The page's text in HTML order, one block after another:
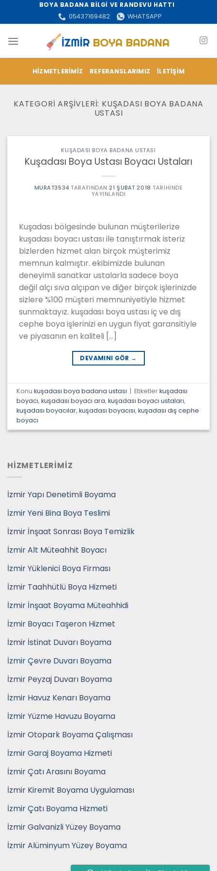
BOYA BADANA BİLGİ VE RANDEVU HATTI
05437169482
WHATSAPP
HIZMETLERIMIZ REFERANSLARIMIZ İLETIŞIM
KATEGORI ARŞIVLERI: KUŞADASI BOYA BADANA
USTASI
KUŞADASI BOYA BADANA USTASI
Kuşadası Boya Ustası Boyacı Ustaları
MURAT3534 TARAFINDAN 21 ŞUBAT 2018 TARIHINDE
YAYINLANDI
Kuşadası bölgesinde bulunan müşterilerize
kuşadası boyacı ustası ile tanıştırmak isteriz
bizlerden hizmet alan birçok müşterimiz
memnun kalmıştır. ekibimizde bulunan
deneyimli sanatkar ustalarla sadece boya
değil alçı sıva alçıpan ve diğer birçok işlerinizde
sizlere %100 müşteri memnuniyetiyle hizmet
sunmaktayız. kuşadası boya ustası iç ve dış
cephe boya işlerinizi en uygun fiyat garansitiyle
ve piyasanın en kaliteli […]
DEVAMINI GÖR →
Konukuşadası boya badana ustası | Etiketlerkuşadası
boyacı,kuşadası boyacı ara,kuşadası boyacı ustaları,
kuşadası boyacılar,kuşadası boyacısı,kuşadası dış cephe
boyacı
HİZMETLERİMİZ
İzmir Yapı Denetimli Boyama
İzmir Yeni Bina Boya Teslimi
İzmir İnşaat Sonrası Boya Temizlik
İzmir Alt Müteahhit Boyacı
İzmir Yüklenici Boya Firması
İzmir Taahhütlü Boya Hizmeti
İzmir İnşaat Boyama Müteahhidi
İzmir Boyacı Taşeron Hizmet
İzmir İstinat Duvarı Boyama
İzmir Çevre Duvarı Boyama
İzmir Peyzaj Duvarı Boyama
İzmir Havuz Kenarı Boyama
İzmir Yüzme Havuzu Boyama
İzmir Otopark Boyama Çalışması
İzmir Garaj Boyama Hizmeti
İzmir Çatı Arasını Boyama
İzmir Kiremit Boyama Uygulaması
İzmir Çatı Boyama Hizmeti
İzmir Galvanizli Yüzey Boyama
İzmir Alüminyum Yüzey Boyama